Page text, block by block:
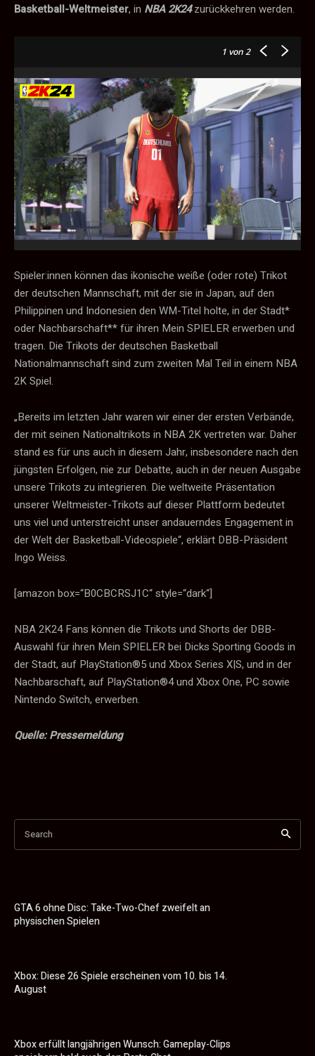
Basketball-Weltmeister, in NBA 2K24zurückkehren werden.
1 von 2
Spieler:innen können das ikonische weiße (oder rote) Trikot
der deutschen Mannschaft, mit der sie in Japan, auf den
Philippinen und Indonesien den WM-Titel holte, in der Stadt*
oder Nachbarschaft** für ihren Mein SPIELER erwerben und
tragen. Die Trikots der deutschen Basketball
Nationalmannschaft sind zum zweiten Mal Teil in einem NBA
2K Spiel.
„Bereits im letzten Jahr waren wir einer der ersten Verbände,
der mit seinen Nationaltrikots in NBA 2K vertreten war. Daher
stand es für uns auch in diesem Jahr, insbesondere nach den
jüngsten Erfolgen, nie zur Debatte, auch in der neuen Ausgabe
unsere Trikots zu integrieren. Die weltweite Präsentation
unserer Weltmeister-Trikots auf dieser Plattform bedeutet
uns viel und unterstreicht unser andauerndes Engagement in
der Welt der Basketball-Videospiele“, erklärt DBB-Präsident
Ingo Weiss.
[amazon box=“B0CBCRSJ1C“ style=“dark“]
NBA 2K24 Fans können die Trikots und Shorts der DBB-
Auswahl für ihren Mein SPIELER bei Dicks Sporting Goods in
der Stadt, auf PlayStation®5 und Xbox Series X|S, und in der
Nachbarschaft, auf PlayStation®4 und Xbox One, PC sowie
Nintendo Switch, erwerben.
Quelle: Pressemeldung
Search
GTA 6 ohne Disc: Take-Two-Chef zweifelt an
physischen Spielen
Xbox: Diese 26 Spiele erscheinen vom 10. bis 14.
August
Xbox erfüllt langjährigen Wunsch: Gameplay-Clips